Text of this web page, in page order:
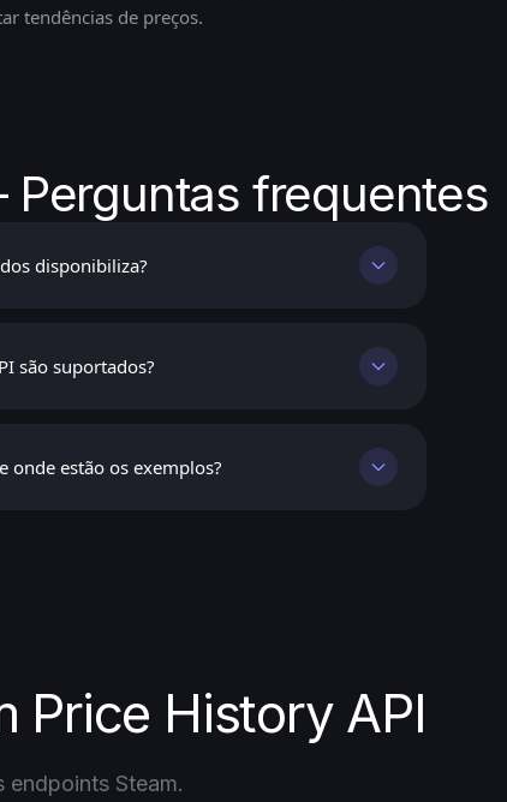
tendências de preços.
frequentes
disponibiliza?
são suportados?
onde estão os exemplos?
Price History API
endpoints Steam.